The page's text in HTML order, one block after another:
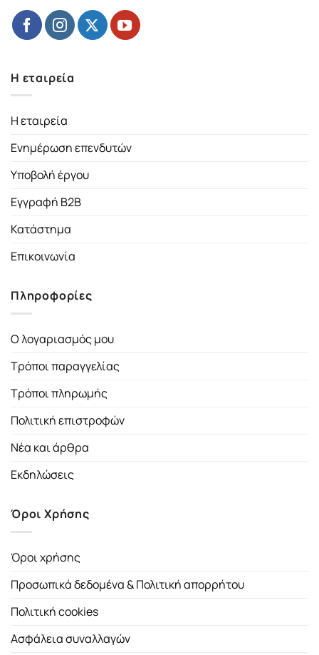
Η εταιρεία
Η εταιρεία
Ενημέρωση επενδυτών
Υποβολή έργου
Εγγραφή B2B
Κατάστημα
Επικοινωνία
Πληροφορίες
Ο λογαριασμός μου
Τρόποι παραγγελίας
Τρόποι πληρωμής
Πολιτική επιστροφών
Νέα και άρθρα
Εκδηλώσεις
Όροι Χρήσης
Όροι χρήσης
Προσωπικά δεδομένα & Πολιτική απορρήτου
Πολιτική cookies
Ασφάλεια συναλλαγών